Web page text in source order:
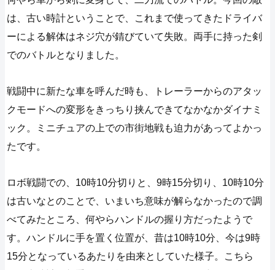
は、古い時計ということで、これまで使ってきたドライバ
ーによる解体はネジ穴が錆びていて失敗。両手に持った剣
でのバトルとなりました。
戦闘中に新たな車を呼んだ時も、トレーラーからのアタッ
クモードへの変形をきっちり挟んできてなかなかダイナミ
ック。ミニチュアの上での市街地戦も迫力があってよかっ
たです。
ロボ戦闘での、10時10分切りと、9時15分切り、10時10分
は古いなとのことで、いまいち意味が解らなかったので調
べてみたところ、何やらハンドルの握り方だったようで
す。ハンドルに手を置く位置が、昔は10時10分、今は9時
15分となっているあたりを由来としていた様子。こちら